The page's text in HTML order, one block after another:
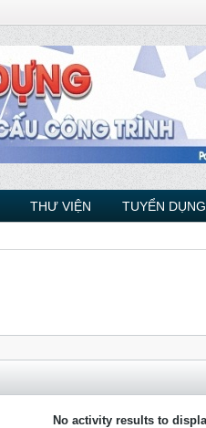
THƯ VIỆN TUYỂN
No activity results to